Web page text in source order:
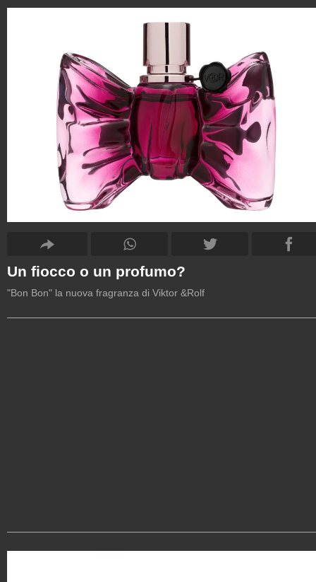
Un fiocco o un profumo?
"Bon Bon" la nuova fragranza di Viktor &Rolf